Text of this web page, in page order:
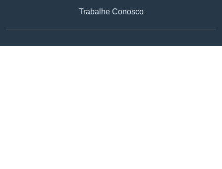
Trabalhe Conosco